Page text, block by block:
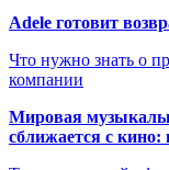
Adele готовит
Что нужно знать о
компании
Мировая
сближается с